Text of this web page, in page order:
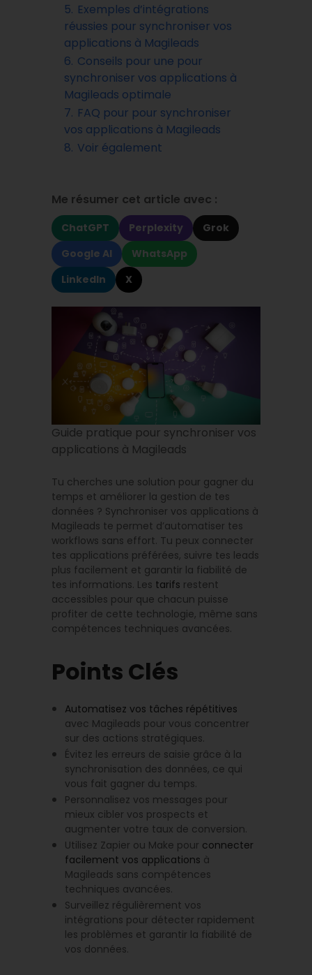
5. Exemples d’intégrations
réussies pour synchroniser vos
applications à Magileads
6. Conseils pour une pour
synchroniser vos applications à
Magileads optimale
7. FAQ pour pour synchroniser
vos applications à Magileads
8. Voir également
Me résumer cet article avec :
ChatGPT Perplexity
Grok
Google AI
WhatsApp
LinkedIn
X
Guide pratique pour synchroniser vos
applications à Magileads
Tu cherches une solution pour gagner du
temps et améliorer la gestion de tes
données ? Synchroniser vos applications à
Magileads te permet d’automatiser tes
workflows sans effort. Tu peux connecter
tes applications préférées, suivre tes leads
plus facilement et garantir la fiabilité de
tes informations. Les tarifs restent
accessibles pour que chacun puisse
profiter de cette technologie, même sans
compétences techniques avancées.
Points Clés
Automatisez vos tâches répétitives
avec Magileads pour vous concentrer
sur des actions stratégiques.
Évitez les erreurs de saisie grâce à la
synchronisation des données, ce qui
vous fait gagner du temps.
Personnalisez vos messages pour
mieux cibler vos prospects et
augmenter votre taux de conversion.
Utilisez Zapier ou Make pour connecter
facilement vos applications à
Magileads sans compétences
techniques avancées.
Surveillez régulièrement vos
intégrations pour détecter rapidement
les problèmes et garantir la fiabilité de
vos données.